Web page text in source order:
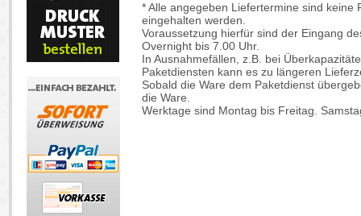
* Alle angegeben Liefertermine sind
eingehalten werden.
Voraussetzung hierfür sind der Eingang
Overnight bis 7.00 Uhr.
In Ausnahmefällen, z.B. bei
Paketdiensten kann es zu längeren
Sobald die Ware dem Paketdienst
die Ware.
Werktage sind Montag bis Freitag.